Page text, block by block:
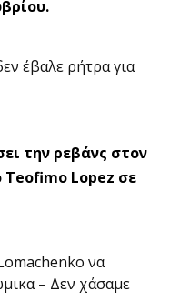
έβαλε ρήτρα για
την ρεβάνς στον
Teofimo Lopez σε
να
– Δεν χάσαμε